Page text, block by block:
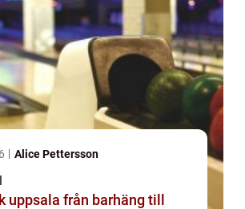
Alice Pettersson
från barhäng till